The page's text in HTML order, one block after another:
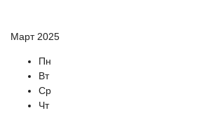
Экскурсионное сопровождение от
Доставка точно до нужного адреса
апартаменты, другая точка в
Март 2025
Пн
Вт
Ср
Чт